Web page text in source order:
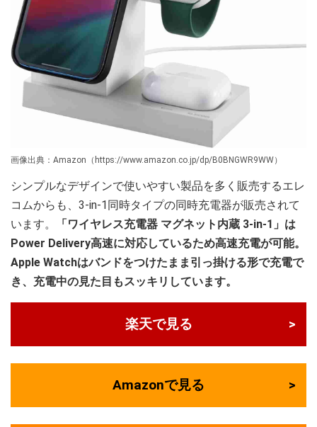
画像出典：Amazon（https://www.amazon.co.jp/dp/B0BNGWR9WW）
シンプルなデザインで使いやすい製品を多く販売するエレ
コムからも、3-in-1同時タイプの同時充電器が販売されて
います。
「ワイヤレス充電器 マグネット内蔵 3-in-1」は
Power Delivery高速に対応しているため高速充電が可能。
Apple Watchはバンドをつけたまま引っ掛ける形で充電で
き、充電中の見た目もスッキリしています。
楽天で見る
Amazonで見る